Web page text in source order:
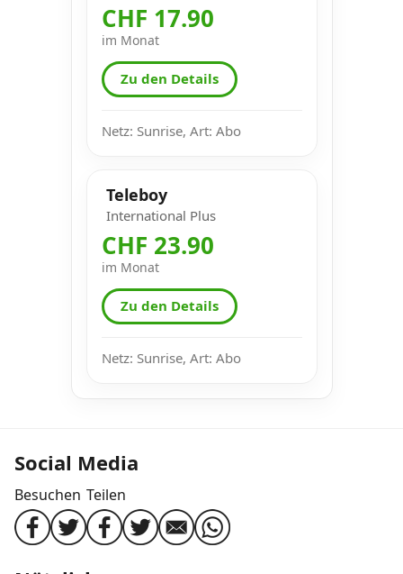
CHF 17.90
im Monat
Zu den Details
Netz: Sunrise, Art: Abo
Teleboy
International Plus
CHF 23.90
im Monat
Zu den Details
Netz: Sunrise, Art: Abo
Social Media
Besuchen Teilen